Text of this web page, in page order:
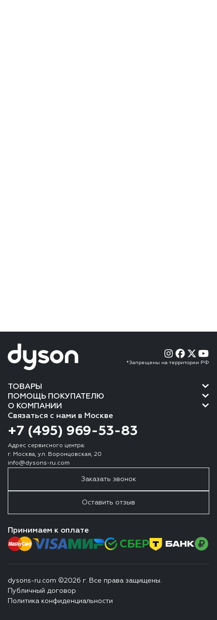
*Запрещены на территории РФ
ТОВАРЫ
ПОМОЩЬ ПОКУПАТЕЛЮ
О КОМПАНИИ
Связаться с нами в Москве
+7 (495) 969-53-83
Адрес сервисного центра:
г. Москва, ул. Воронцовская, 20
info@dysons-ru.com
Заказать звонок
Оставить отзыв
Принимаем к оплате
dysons-ru.com ©2026 г. Все права защищены.
Публичный договор
Политика конфиденциальности